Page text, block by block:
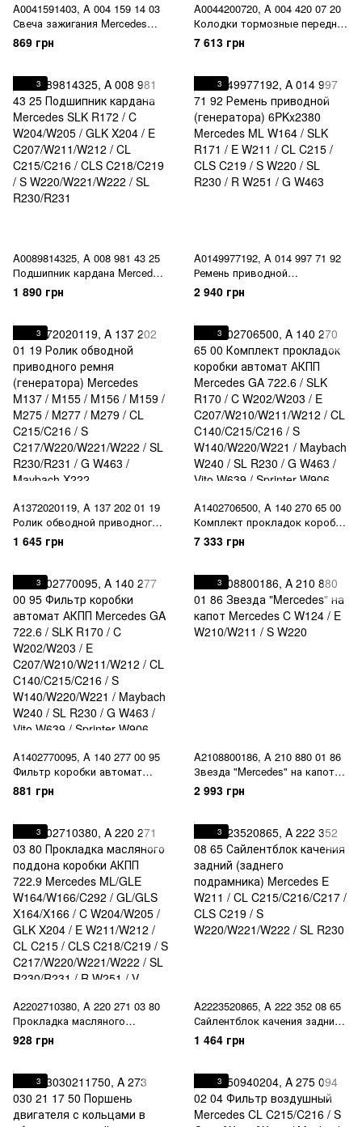
A0041591403, A 004 159 14 03
Свеча зажигания Mercedes
M275 / M277 / M279 / M285 / CL
C215/C216 / S
SL R230/R231 / Maybach W240
/ G W463
869 грн
A0044200720, A 004 420 07 20
Колодки тормозные передние
Mercedes E W211 / S W220
7 613 грн
3
A0089814325, A 008 981 43 25
Подшипник кардана Mercedes
SLK R172 / C W204/W205 / GLK
X204 / E C207/W211/W212 / CL
W220/W221/W222 / SL
R230/R231
1 890 грн
3
A0149977192, A 014 997 71 92
Ремень приводной
(генератора) 6PKx2380
Mercedes ML W164 / SLK R171
/ S W220 / SL R230 / R W251 /
G W463
2 940 грн
3
A1372020119, A 137 202 01 19
Ролик обводной приводного
ремня (генератора) Mercedes
M137 / M155 / M156 / M159 /
C215/C216 / S
C217/W220/W221/W222 / SL
R230/R231 / G W463 / Maybach
X222
1 645 грн
3
A1402706500, A 140 270 65 00
Комплект прокладок коробки
автомат АКПП Mercedes GA
722.6 / SLK R170 / C
C207/W210/W211/W212 / CL
C140/C215/C216 / S
W140/W220/W221 / Maybach
W240 / SL R230 / G W463 / Vito
W639 / Sprinter W906
7 333 грн
3
A1402770095, A 140 277 00 95
Фильтр коробки автомат
АКПП Mercedes GA 722.6 / SLK
R170 / C W202/W203 / E
C140/C215/C216 / S
W140/W220/W221 / Maybach
W240 / SL R230 / G W463 / Vito
W639 / Sprinter W906
881 грн
3
A2108800186, A 210 880 01 86
Звезда "Mercedes" на капот
Mercedes C W124 / E
W210/W211 / S W220
2 993 грн
3
A2202710380, A 220 271 03 80
Прокладка масляного
поддона коробки АКПП 722.9
Mercedes ML/GLE
X164/X166 / C W204/W205 /
GLK X204 / E W211/W212 / CL
C215 / CLS C218/C219 / S
C217/W220/W221/W222 / SL
928 грн
3
A2223520865, A 222 352 08 65
Сайлентблок качения задний
(заднего подрамника)
Mercedes E W211 / CL
W220/W221/W222 / SL R230
1 464 грн
3 3